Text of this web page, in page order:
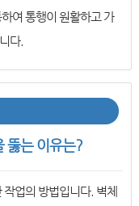
여 통행이 원활하고 가
다.
뚫는 이유는?
업의 방법입니다. 벽체